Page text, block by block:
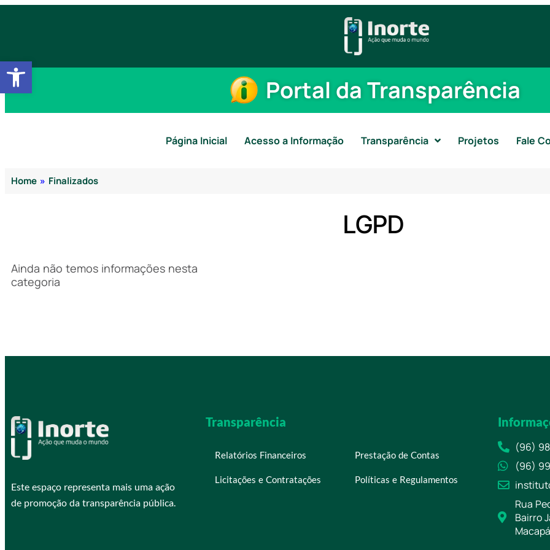
Abrir a barra de ferramentas
Portal da Transparência
Página Inicial Acesso a Informação Transparência Projetos Fale
Home » Finalizados
LGPD
Ainda não temos informações nesta
categoria
Este espaço representa mais uma ação
de promoção da transparência pública.
Transparência
Relatórios Financeiros Prestação de Contas
Licitações e Contratações Políticas e Regulamentos
(96)
(96)
Rua
Bairro